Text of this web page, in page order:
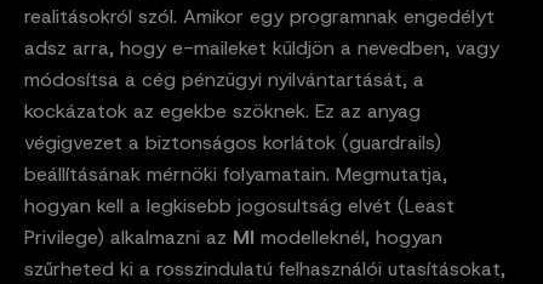
realitásokról szól. Amikor egy programnak engedélyt
adsz arra, hogy e-maileket küldjön a nevedben, vagy
módosítsa a cég pénzügyi nyilvántartását, a
kockázatok az egekbe szöknek. Ez az anyag
végigvezet a biztonságos korlátok (guardrails)
beállításának mérnöki folyamatain. Megmutatja,
hogyan kell a legkisebb jogosultság elvét (Least
Privilege) alkalmazni az MI modelleknél, hogyan
szűrheted ki a rosszindulatú felhasználói utasításokat,